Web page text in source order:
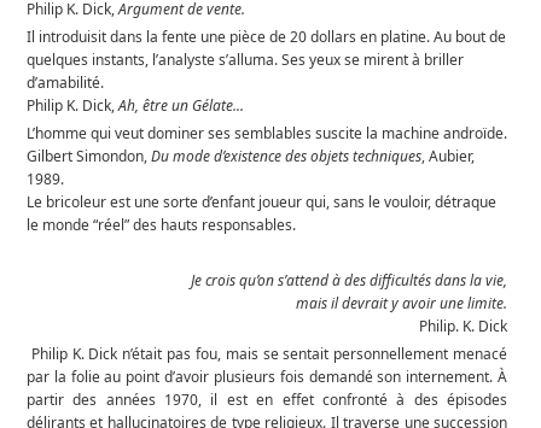
Philip K. Dick,Argument de vente.
Il introduisit dans la fente une pièce de 20 dollars en platine. Au bout de
quelques instants, l’analyste s’alluma. Ses yeux se mirent à briller
d’amabilité.
Philip K. Dick,Ah, être un Gélate...
L’homme qui veut dominer ses semblables suscite la machine androïde.
Gilbert Simondon,Du mode d’existence des objets techniques, Aubier,
1989.
Le bricoleur est une sorte d’enfant joueur qui, sans le vouloir, détraque
le monde “réel” des hauts responsables.
Je crois qu’on s’attend à des difficultés dans la vie,
mais il devrait y avoir une limite.
Philip. K. Dick
Philip K. Dick n’était pas fou, mais se sentait personnellement menacé
par la folie au point d’avoir plusieurs fois demandé son internement. À
partir des années 1970, il est en effet confronté à des épisodes
délirants et hallucinatoires de type religieux. Il traverse une succession